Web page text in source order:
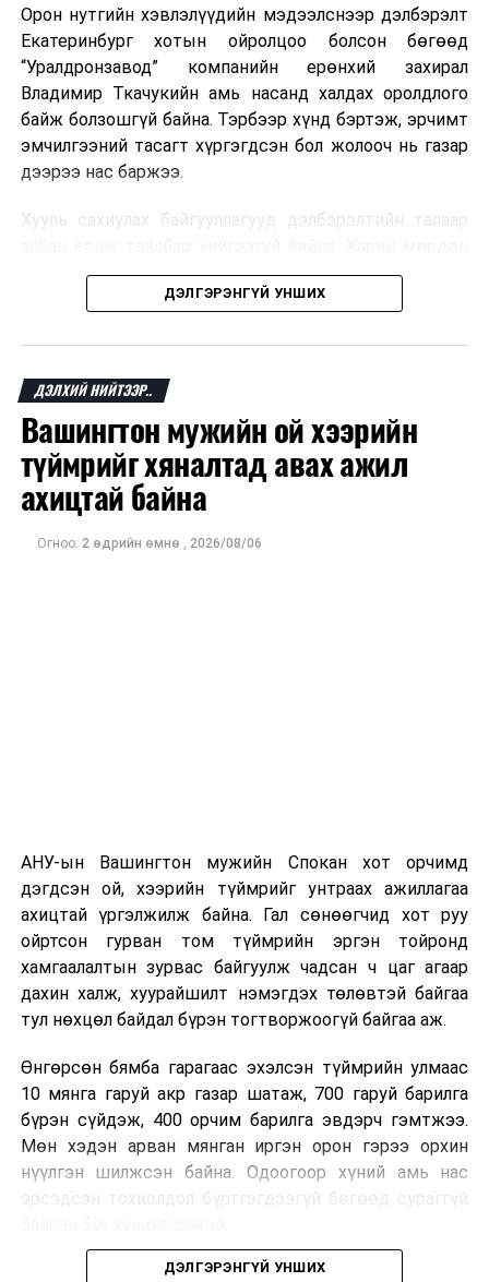
Мароккогийн хөдөлмөр эрхлэлтийн сайд мэдэгджээ.
Орон нутгийн хэвлэлүүдийн мэдээлснээр дэлбэрэлт
Екатеринбург хотын ойролцоо болсон бөгөөд
“Уралдронзавод” компанийн ерөнхий захирал
Владимир Ткачукийн амь насанд халдах оролдлого
байж болзошгүй байна. Тэрбээр хүнд бэртэж, эрчимт
эмчилгээний тасагт хүргэгдсэн бол жолооч нь газар
дээрээ нас баржээ.
Хууль сахиулах байгууллагууд дэлбэрэлтийн талаар
шалгах байгууллага олон нийтэд аюултай аргаар
хүний амь насанд халдахыг завдсан гэх үндэслэлээр
мэдээлжээ.
“Уралдронзавод” компани 2023 онд Екатеринбург
хотод байгуулагдсан бөгөөд нисгэгчгүй нисэх
төхөөрөмж үйлдвэрлэдэг аж. Тус компанийн 2025
оны орлого 6.2 тэрбум рубль, цэвэр ашиг нь 1.9
тэрбум рубльд хүрсэн гэж РБК мэдээлсэн байна.
Одоогоор дэлбэрэлтийн шалтгаан, хэрэгт холбоотой
ДЭЛГЭРЭНГҮЙ УНШИХ
ДЭЛХИЙ НИЙТЭЭР..
Вашингтон мужийн ой хээрийн
түймрийг хяналтад авах ажил
ахицтай байна
Огноо: 2 өдрийн өмнө , 2026/08/06
АНУ-ын Вашингтон мужийн Спокан хот орчимд
дэгдсэн ой, хээрийн түймрийг унтраах ажиллагаа
ахицтай үргэлжилж байна. Гал сөнөөгчид хот руу
ойртсон гурван том түймрийн эргэн тойронд
хамгаалалтын зурвас байгуулж чадсан ч цаг агаар
дахин халж, хуурайшилт нэмэгдэх төлөвтэй байгаа
тул нөхцөл байдал бүрэн тогтворжоогүй байгаа аж.
Өнгөрсөн бямба гарагаас эхэлсэн түймрийн улмаас
10 мянга гаруй акр газар шатаж, 700 гаруй барилга
бүрэн сүйдэж, 400 орчим барилга эвдэрч гэмтжээ.
Мөн хэдэн арван мянган иргэн орон гэрээ орхин
нүүлгэн шилжсэн байна. Одоогоор хүний амь нас
эрсэдсэн тохиолдол бүртгэгдээгүй бөгөөд сураггүй
Албаныхны мэдээлснээр түймрийн нэг голомтыг
ДЭЛГЭРЭНГҮЙ УНШИХ